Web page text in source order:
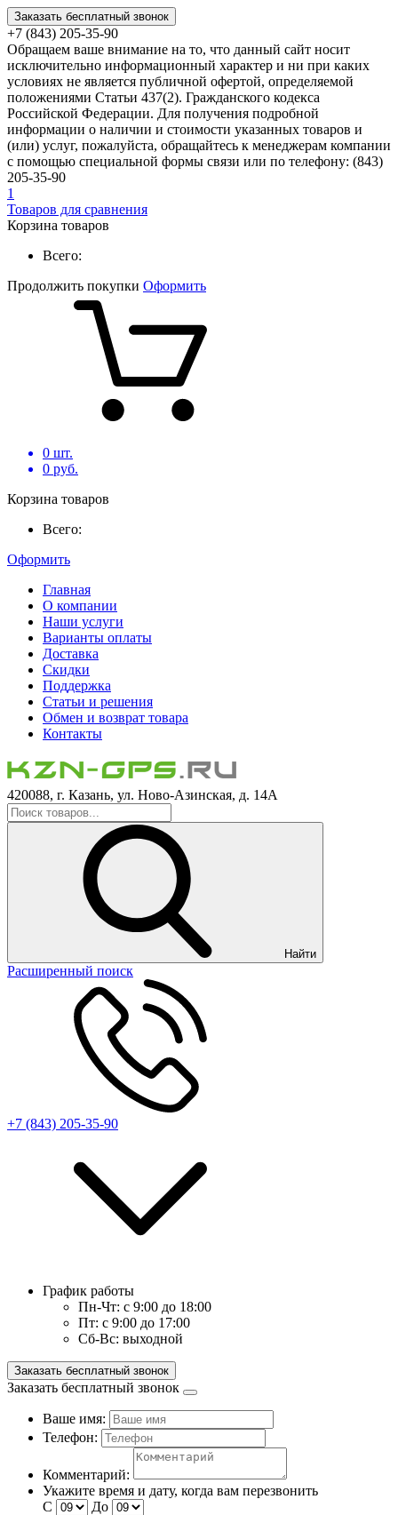
Заказать бесплатный звонок
+7 (843) 205-35-90
Обращаем ваше внимание на то, что данный сайт носит
исключительно информационный характер и ни при каких
условиях не является публичной офертой, определяемой
положениями Статьи 437(2). Гражданского кодекса
Российской Федерации. Для получения подробной
информации о наличии и стоимости указанных товаров и
(или) услуг, пожалуйста, обращайтесь к менеджерам компании
с помощью специальной формы связи или по телефону: (843)
205-35-90
1
Товаров для сравнения
Корзина товаров
Всего:
Продолжить покупки Оформить
0 шт.
0 руб.
Корзина товаров
Всего:
Оформить
Главная
О компании
Наши услуги
Варианты оплаты
Доставка
Скидки
Поддержка
Статьи и решения
Обмен и возврат товара
Контакты
420088, г. Казань, ул. Ново-Азинская, д. 14А
Найти
Расширенный поиск
+7 (843) 205-35-90
График работы
Пн-Чт: с 9:00 до 18:00
Пт: с 9:00 до 17:00
Сб-Вс: выходной
Заказать бесплатный звонок
Заказать бесплатный звонок
Ваше имя:
Телефон:
Комментарий:
Укажите время и дату, когда вам перезвонить
С
До